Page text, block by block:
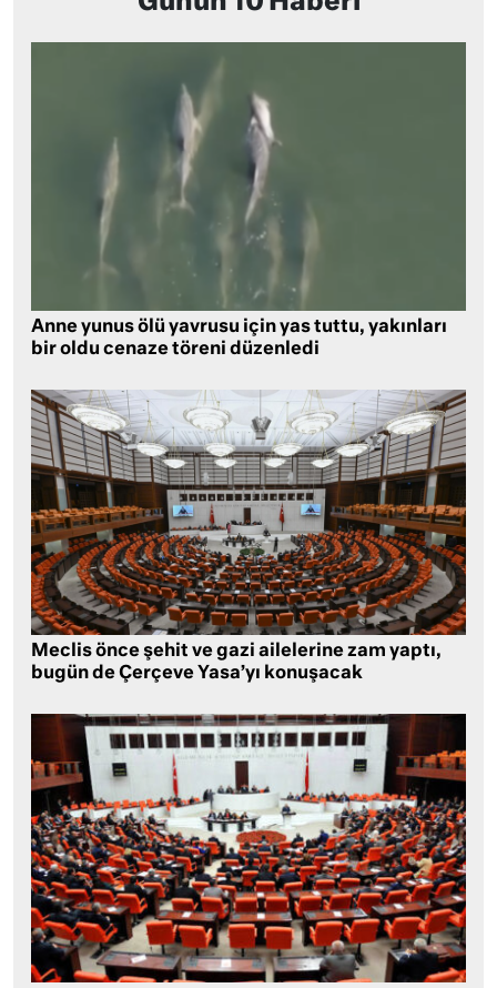
Anne yunus ölü yavrusu için yas tuttu, yakınları
bir oldu cenaze töreni düzenledi
Meclis önce şehit ve gazi ailelerine zam yaptı,
bugün de Çerçeve Yasa’yı konuşacak